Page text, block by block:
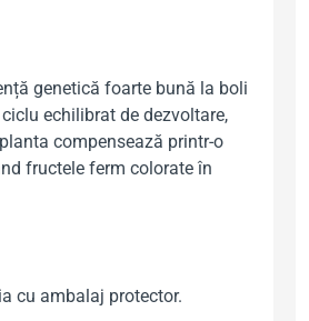
genetică foarte bună la boli
echilibrat de dezvoltare,
compensează printr-o
fructele ferm colorate în
cu ambalaj protector.